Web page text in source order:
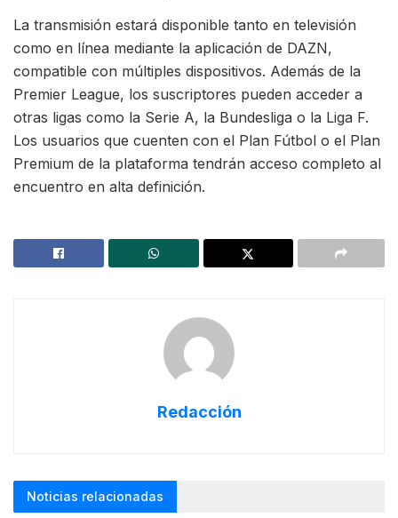
La transmisión estará disponible tanto en televisión
como en línea mediante la aplicación de DAZN,
compatible con múltiples dispositivos. Además de la
Premier League, los suscriptores pueden acceder a
otras ligas como la Serie A, la Bundesliga o la Liga F.
Los usuarios que cuenten con el Plan Fútbol o el Plan
Premium de la plataforma tendrán acceso completo al
encuentro en alta definición.
Redacción
Noticias relacionadas